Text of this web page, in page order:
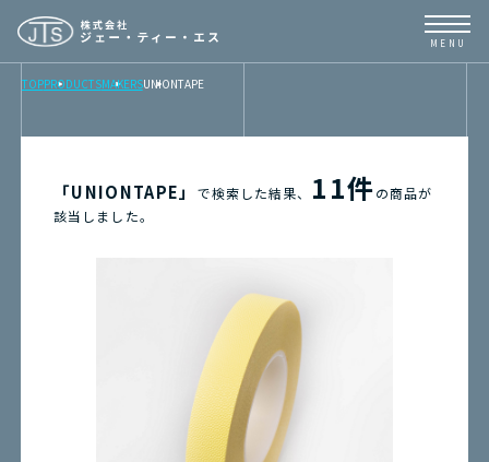
TOP
BUSINESS
TOPPRODUCTSMAKERSUNIONTAPE
「UNIONTAPE」 で検索した結果、 11件の商品が
該当しました。